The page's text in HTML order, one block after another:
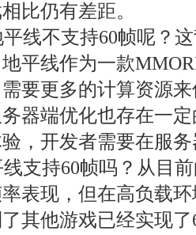
比仍有差距。
线不支持60帧呢？
平线作为一款
要更多的计算资源
器端优化也存在一
，开发者需要在服
支持60帧吗？从目
表现，但在高负载
其他游戏已经实现